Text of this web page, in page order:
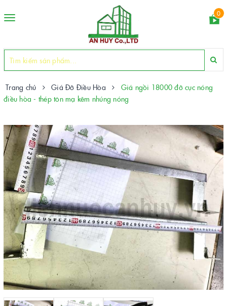
Toggle
0
Trang chủ Giá Đỡ Điều Hòa
Giá ngồi 18000 đỡ cục nóng
điều hòa - thép tôn mạ kẽm nhúng nóng